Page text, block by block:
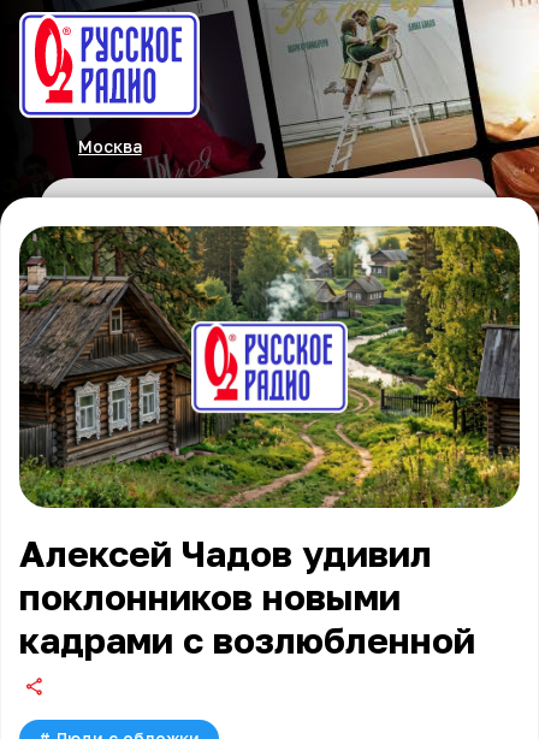
Москва
Алексей Чадов удивил
поклонников новыми
кадрами с возлюбленной